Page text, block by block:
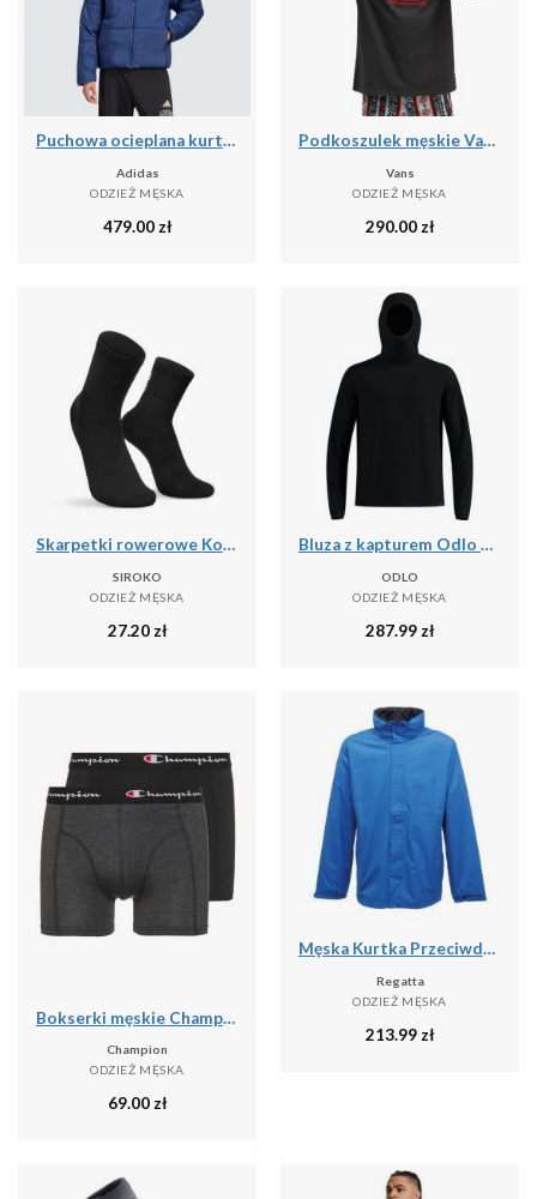
Puchowa ocieplana kurtka Essentials Highloft
Adidas
ODZIEŻ MĘSKA
479.00 zł
Podkoszulek męskie Vans X Curren X Knost
Vans
ODZIEŻ MĘSKA
290.00 zł
Skarpetki rowerowe Kolarstwo Siroko Core Lofoten
SIROKO
ODZIEŻ MĘSKA
27.20 zł
Bluza z kapturem Odlo Mid layer hoody CUBIC
ODLO
ODZIEŻ MĘSKA
287.99 zł
Bokserki męskie Champion 2 szt.
Champion
ODZIEŻ MĘSKA
69.00zł
Męska Kurtka Przeciwdeszczowa Ardmore
Regatta
ODZIEŻ MĘSKA
213.99 zł